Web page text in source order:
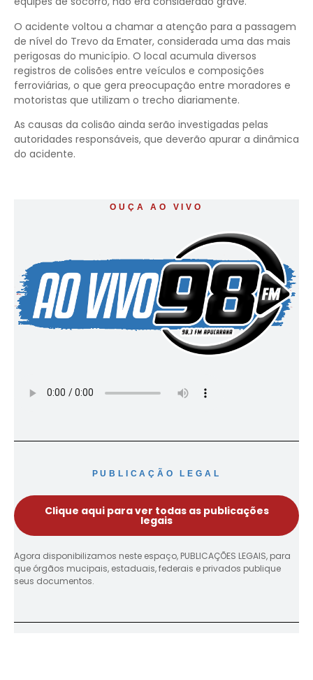
O acidente voltou a chamar a atenção para a passagem
de nível do Trevo da Emater, considerada uma das mais
perigosas do município. O local acumula diversos
registros de colisões entre veículos e composições
ferroviárias, o que gera preocupação entre moradores e
motoristas que utilizam o trecho diariamente.
As causas da colisão ainda serão investigadas pelas
autoridades responsáveis, que deverão apurar a dinâmica
do acidente.
OUÇA AO VIVO
PUBLICAÇÃO LEGAL
Clique aqui para ver todas as publicações
legais
Agora disponibilizamos neste espaço, PUBLICAÇÕES LEGAIS, para
que órgãos mucipais, estaduais, federais e privados publique
seus documentos.